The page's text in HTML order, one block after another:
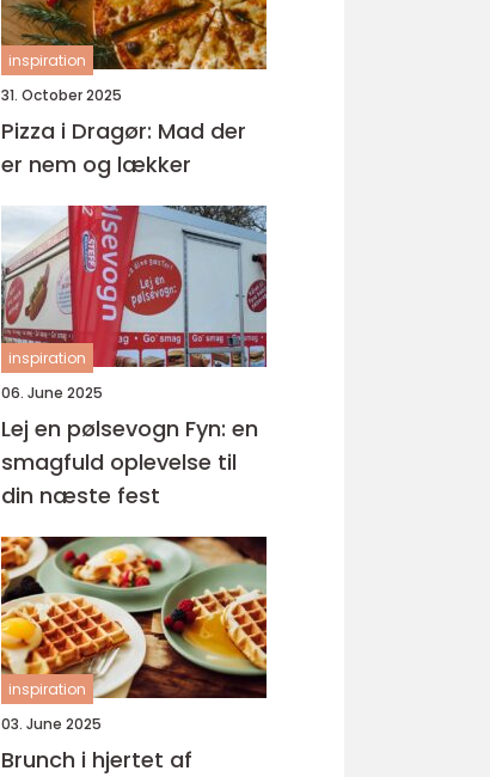
inspiration
31. October 2025
Pizza i Dragør: Mad der
er nem og lækker
inspiration
06. June 2025
Lej en pølsevogn Fyn: en
smagfuld oplevelse til
din næste fest
inspiration
03. June 2025
Brunch i hjertet af